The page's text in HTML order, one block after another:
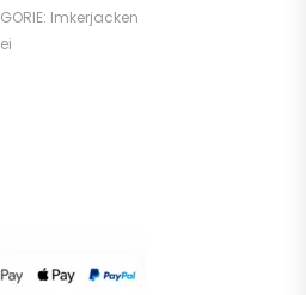
Imkerjacken